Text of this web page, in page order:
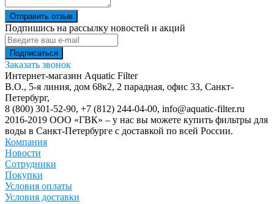
Отправить отзыв
Подпишись на рассылку новостей и акций
Заказать звонок
Интернет-магазин Aquatic Filter
В.О., 5-я линия, дом 68к2, 2 парадная, офис 33, Санкт-
Петербург,
8 (800) 301-52-90, +7 (812) 244-04-00, info@aquatic-filter.ru
2016-2019 ООО «ГВК» – у нас вы можете купить фильтры для
воды в Санкт-Петербурге с доставкой по всей России.
Компания
Новости
Сотрудники
Покупки
Условия оплаты
Условия доставки